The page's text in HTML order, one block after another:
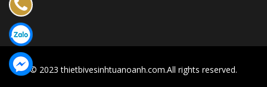
© 2023 thietbivesinhtuanoanh.com.All rights reserved.